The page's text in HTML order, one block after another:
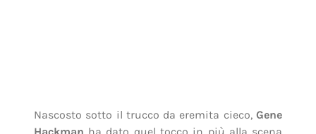
E nemmeno abbiamo mai detto che avremmo